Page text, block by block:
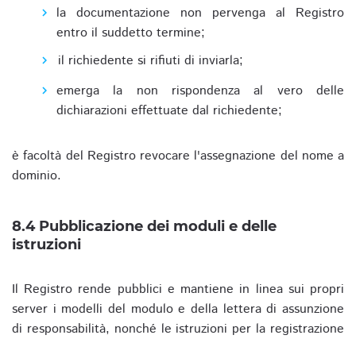
la documentazione non pervenga al Registro
entro il suddetto termine;
il richiedente si rifiuti di inviarla;
emerga la non rispondenza al vero delle
dichiarazioni effettuate dal richiedente;
è facoltà del Registro revocare l'assegnazione del nome a
dominio.
8.4 Pubblicazione dei moduli e delle
istruzioni
Il Registro rende pubblici e mantiene in linea sui propri
server i modelli del modulo e della lettera di assunzione
di responsabilità, nonché le istruzioni per la registrazione